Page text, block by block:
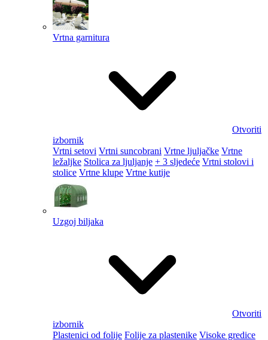
Vrtna garnitura
Otvoriti
izbornik
Vrtni setovi Vrtni suncobrani Vrtne ljuljačke Vrtne
ležaljke Stolica za ljuljanje + 3 sljedeće Vrtni stolovi i
stolice Vrtne klupe Vrtne kutije
Uzgoj biljaka
Otvoriti
izbornik
Plastenici od folije Folije za plastenike Visoke gredice